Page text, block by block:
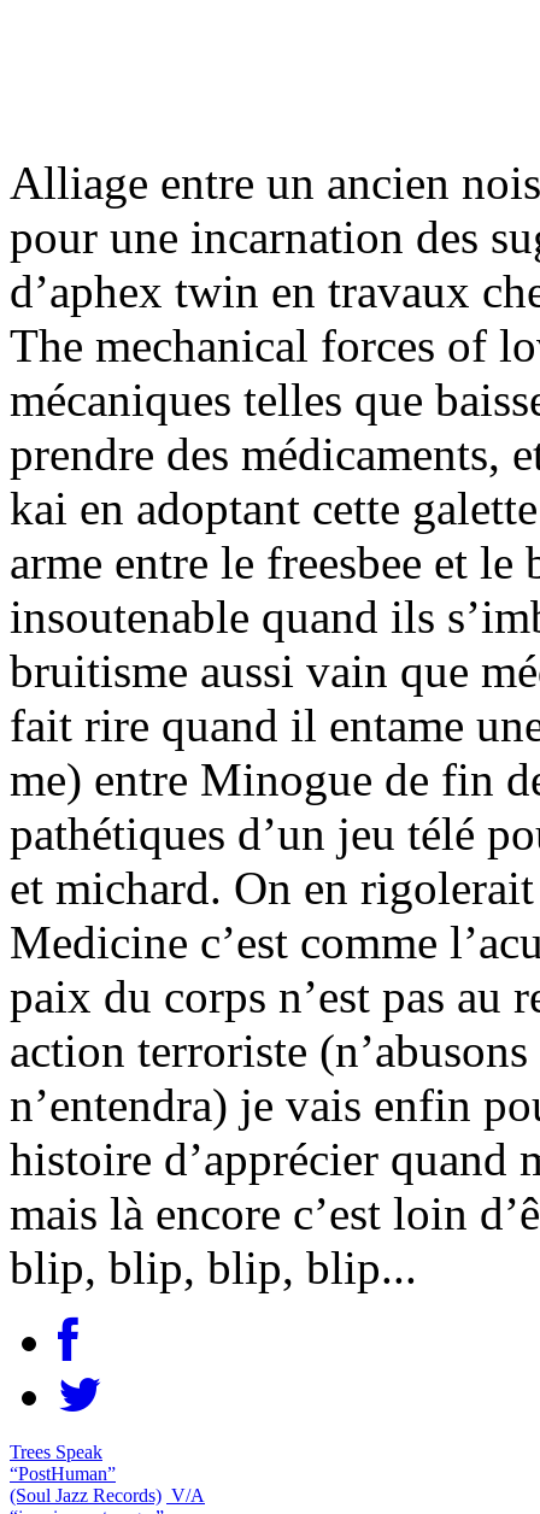
Alliage entre un ancien
pour une incarnation des
d’aphex twin en travaux
The mechanical forces of
mécaniques telles que
prendre des médicaments,
kai en adoptant cette
arme entre le freesbee et
insoutenable quand ils
bruitisme aussi vain que
fait rire quand il entame
me) entre Minogue de fin
pathétiques d’un jeu télé
et michard. On en
Medicine c’est comme
paix du corps n’est pas au
action terroriste
n’entendra) je vais enfin
histoire d’apprécier quand
mais là encore c’est loin
blip, blip, blip, blip...
Trees Speak
“PostHuman”
(Soul Jazz Records) V/A